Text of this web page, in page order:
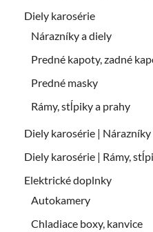
Diely karosérie
Nárazníky a diely
Predné kapoty, zadné
Predné masky
Rámy, stĺpiky a prahy
Diely karosérie | Nárazníky
Diely karosérie | Rámy,
Elektrické doplnky
Autokamery
Chladiace boxy, kanvice